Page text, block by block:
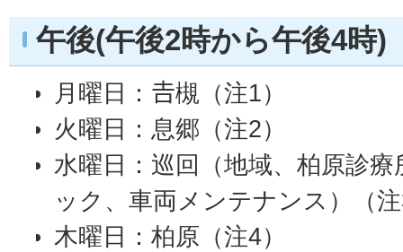
午後(午後2時から午後4時)
月曜日：𠮷槻（注1）
火曜日：息郷（注2）
水曜日：巡回（地域、柏原診
ック、車両メンテナンス）（
木曜日：柏原（注4）